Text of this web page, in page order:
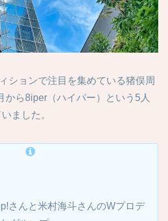
ションで注目を集めている猪俣周
から8iper（ハイパー）という5人
ました。
さんと米村海斗さんのWプロデ